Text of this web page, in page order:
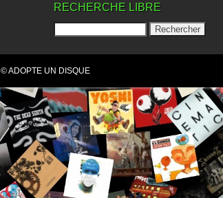
RECHERCHE LIBRE
© ADOPTE UN DISQUE